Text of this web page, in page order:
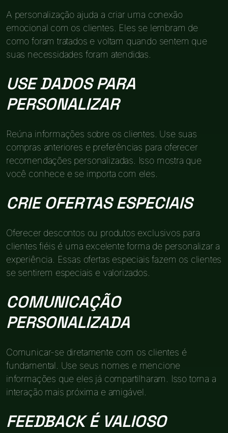
A personalização ajuda a criar uma conexão
emocional com os clientes. Eles se lembram de
como foram tratados e voltam quando sentem que
suas necessidades foram atendidas.
USE DADOS PARA
PERSONALIZAR
Reúna informações sobre os clientes. Use suas
compras anteriores e preferências para oferecer
recomendações personalizadas. Isso mostra que
você conhece e se importa com eles.
CRIE OFERTAS ESPECIAIS
Oferecer descontos ou produtos exclusivos para
clientes fiéis é uma excelente forma de personalizar a
experiência. Essas ofertas especiais fazem os clientes
se sentirem especiais e valorizados.
COMUNICAÇÃO
PERSONALIZADA
Comunicar-se diretamente com os clientes é
fundamental. Use seus nomes e mencione
informações que eles já compartilharam. Isso torna a
interação mais próxima e amigável.
FEEDBACK É VALIOSO